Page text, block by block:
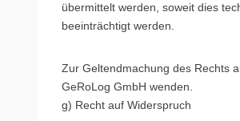
übermittelt werden, soweit dies
beeinträchtigt werden.
Zur Geltendmachung des Rechts
GeRoLog GmbH wenden.
g) Recht auf Widerspruch